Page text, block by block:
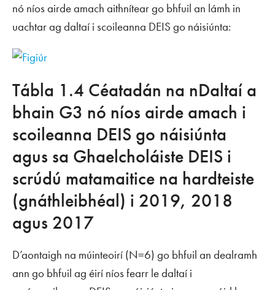
nó níos airde amach aithnítear go bhfuil an lámh in
uachtar ag daltaí i scoileanna DEIS go náisiúnta:
Tábla 1.4 Céatadán na nDaltaí a
bhain G3 nó níos airde amach i
scoileanna DEIS go náisiúnta
agus sa Ghaelcholáiste DEIS i
scrúdú matamaitice na hardteiste
(gnáthleibhéal) i 2019, 2018
agus 2017
D’aontaigh na múinteoirí (N=6) go bhfuil an dealramh
ann go bhfuil ag éirí níos fearr le daltaí i